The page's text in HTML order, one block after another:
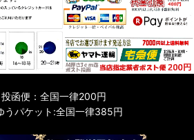
函便：全国一律200円
うパケット:全国一律385円